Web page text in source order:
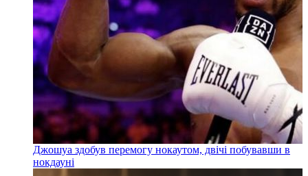
Джошуа здобув перемогу нокаутом, двічі побувавши в
нокдауні